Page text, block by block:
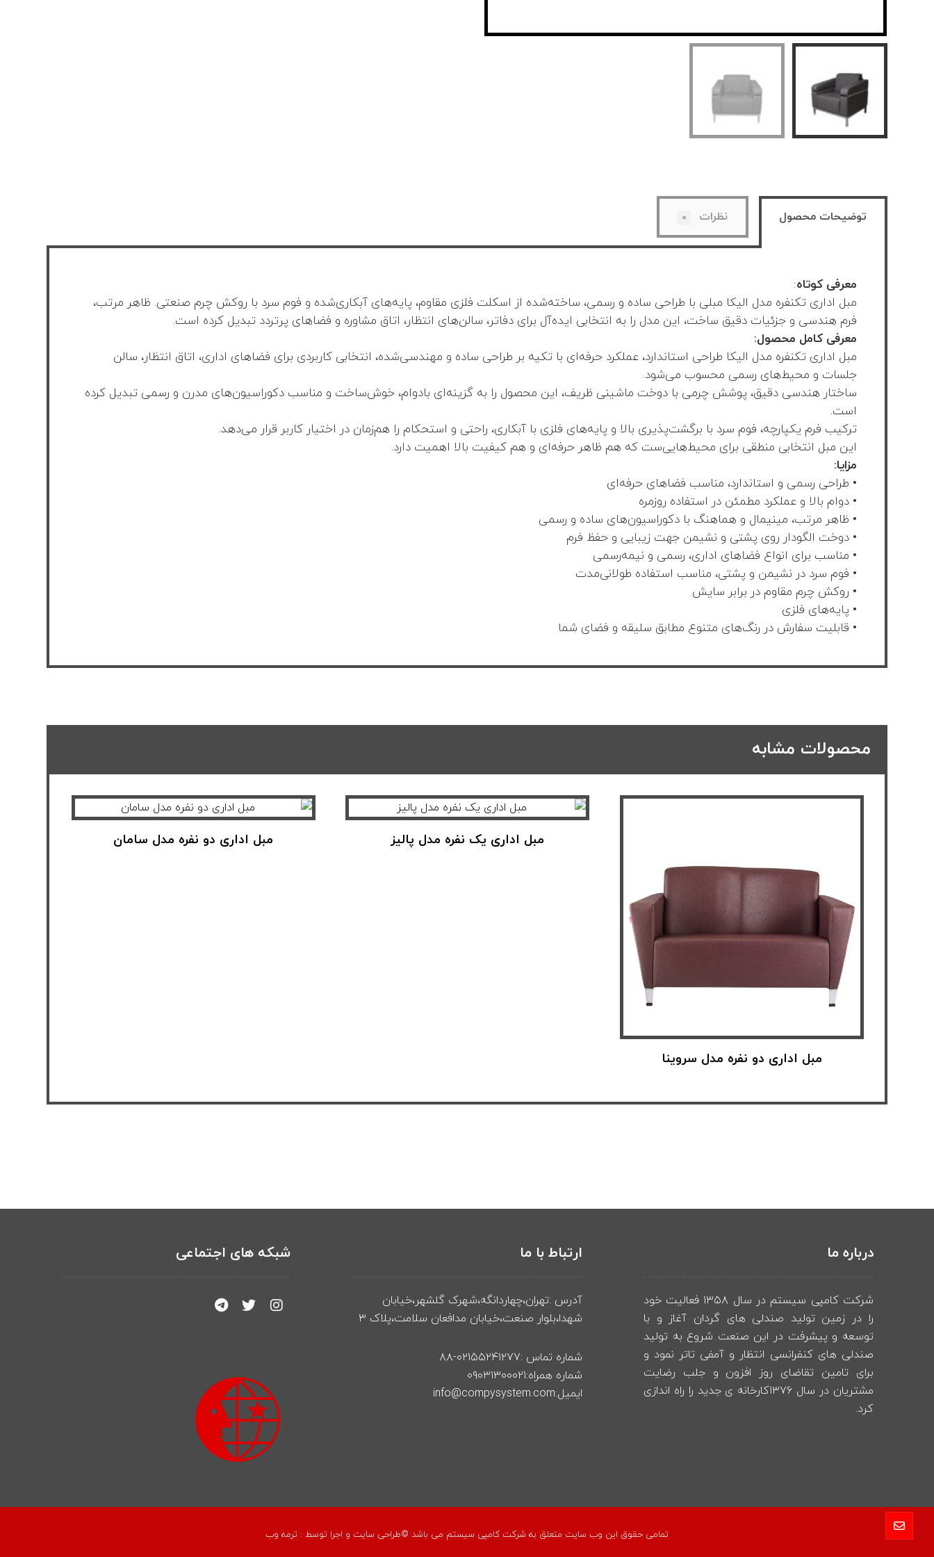
توضیحات محصول نظرات ۰
معرفی کوتاه:
مبل اداری تکنفره مدل الیکا مبلی با طراحی ساده و رسمی، ساخته‌شده از اسکلت فلزی مقاوم، پایه‌های آبکاری‌شده و فوم سرد با روکش چرم صنعتی. ظاهر مرتب،
فرم هندسی و جزئیات دقیق ساخت، این مدل را به انتخابی ایده‌آل برای دفاتر، سالن‌های انتظار، اتاق مشاوره و فضاهای پرتردد تبدیل کرده است.
معرفی کامل محصول:
مبل اداری تکنفره مدل الیکا طراحی استاندارد، عملکرد حرفه‌ای با تکیه بر طراحی ساده و مهندسی‌شده، انتخابی کاربردی برای فضاهای اداری، اتاق انتظار، سالن
جلسات و محیط‌های رسمی محسوب می‌شود.
ساختار هندسی دقیق، پوشش چرمی با دوخت ماشینی ظریف، این محصول را به گزینه‌ای بادوام، خوش‌ساخت و مناسب دکوراسیون‌های مدرن و رسمی تبدیل کرده
است.
ترکیب فرم یکپارچه، فوم سرد با برگشت‌پذیری بالا و پایه‌های فلزی با آبکاری، راحتی و استحکام را هم‌زمان در اختیار کاربر قرار می‌دهد.
این مبل انتخابی منطقی برای محیط‌هایی‌ست که هم ظاهر حرفه‌ای و هم کیفیت بالا اهمیت دارد.
مزایا:
• طراحی رسمی و استاندارد، مناسب فضاهای حرفه‌ای
• دوام بالا و عملکرد مطمئن در استفاده روزمره
• ظاهر مرتب، مینیمال و هماهنگ با دکوراسیون‌های ساده و رسمی
• دوخت الگودار روی پشتی و نشیمن جهت زیبایی و حفظ فرم
• مناسب برای انواع فضاهای اداری، رسمی و نیمه‌رسمی
• فوم سرد در نشیمن و پشتی، مناسب استفاده طولانی‌مدت
• روکش چرم مقاوم در برابر سایش
• پایه‌های فلزی
• قابلیت سفارش در رنگ‌های متنوع مطابق سلیقه و فضای شما
محصولات مشابه
مبل اداری دو نفره مدل سروینا
مبل اداری یک نفره مدل پالیز مبل اداری دو نفره مدل سامان
درباره ما
شرکت کامپی سیستم در سال ۱۳۵۸ فعالیت خود
را در زمین تولید صندلی های گردان آغاز و با
توسعه و پیشرفت در این صنعت شروع به تولید
صندلی های کنفرانسی انتظار و آمفی تاتر نمود و
برای تامین تقاضای روز افزون و جلب رضایت
مشتریان در سال ۱۳۷۶کارخانه ی جدید را راه اندازی
کرد.
ارتباط با ما
آدرس :تهران،چهاردانگه،شهرک گلشهر،خیابان
شهدا،بلوار صنعت،خیابان مدافعان سلامت،پلاک ۳
شماره تماس :۰۲۱۵۵۲۴۱۲۷۷-۸۸
شماره همراه:۰۹۰۳۱۳۰۰۰۲۱
ایمیل:info@compysystem.com
شبکه های اجتماعی
تمامی حقوق این وب سایت متعلق به شرکت کامپی سیستم می باشد ©طراحی سایت و اجرا توسط : ترمه وب